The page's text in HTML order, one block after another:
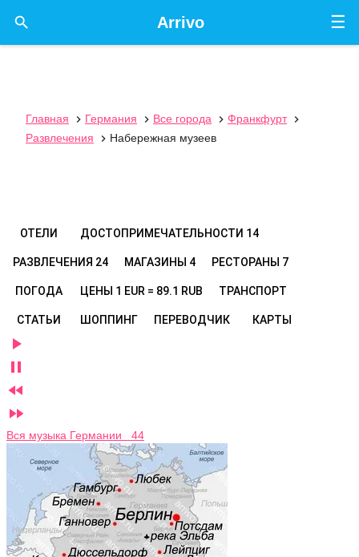
☰
Arrivo

Главная  Германия  Все города  Франкфурт

Развлечения
 Набережная музеев
ОТЕЛИ ДОСТОПРИМЕЧАТЕЛЬНОСТИ 14
РАЗВЛЕЧЕНИЯ 24 МАГАЗИНЫ 4 РЕСТОРАНЫ 7
ПОГОДА ЦЕНЫ 1 EUR = 89.1 RUB ТРАНСПОРТ
СТАТЬИ ШОППИНГ ПЕРЕВОДЧИК КАРТЫ




Вся музыка Германии 44